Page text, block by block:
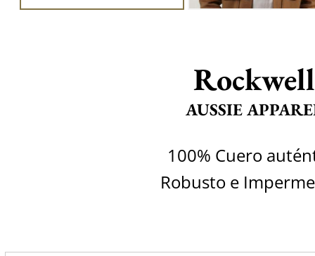
Rockwell
AUSSIE
100% Cuero
Robusto e